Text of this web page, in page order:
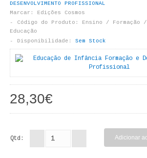
INFANTO - JUVENIL
ANTROPOLOGIA E SOCIOLOGIA
COLEÇÃO RAÍZES
ARQUITECTURA
ARTE
DESENVOLVIMENTO PROFISSIONAL
Marcar:
Edições Cosmos
Código do Produto:
Ensino / Formação /
Educação
Disponibilidade:
Sem Stock
28,30€
Qtd: